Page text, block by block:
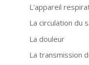
L'appareil
La circulation du
La douleur
La transmission